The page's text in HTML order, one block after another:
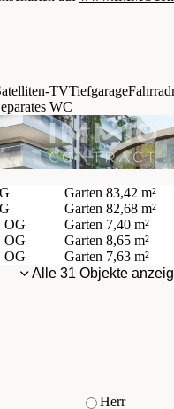
TVTiefgarage
WC
Garten 83,42 m²
Garten 82,68 m²
OG Garten 7,40 m²
OG Garten 8,65 m²
OG Garten 7,63 m²
Alle 31 Objekte
Herr